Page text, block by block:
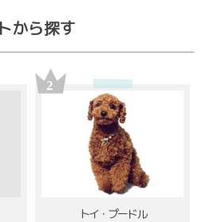
から探す
トイ・プードル